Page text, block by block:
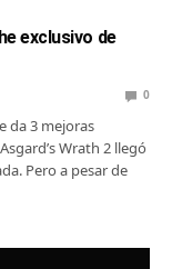
exclusivo de
0
da 3 mejoras
Wrath 2 llegó
Pero a pesar de